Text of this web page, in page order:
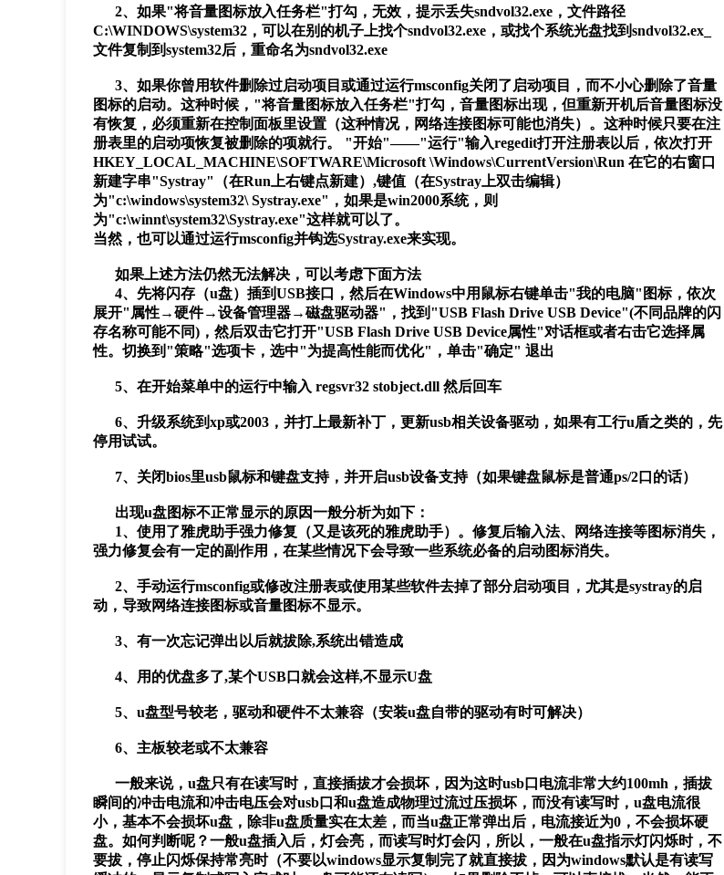
2、如果"将音量图标放入任务栏"打勾，无效，提示丢失sndvol32.exe，文件路径
C:\WINDOWS\system32，可以在别的机子上找个sndvol32.exe，或找个系统光盘找到sndvol32.ex_
文件复制到system32后，重命名为sndvol32.exe
3、如果你曾用软件删除过启动项目或通过运行msconfig关闭了启动项目，而不小心删除了音量
图标的启动。这种时候，"将音量图标放入任务栏"打勾，音量图标出现，但重新开机后音量图标没
有恢复，必须重新在控制面板里设置（这种情况，网络连接图标可能也消失）。这种时候只要在注
册表里的启动项恢复被删除的项就行。 "开始"——"运行"输入regedit打开注册表以后，依次打开
HKEY_LOCAL_MACHINE\SOFTWARE\Microsoft \Windows\CurrentVersion\Run 在它的右窗口
新建字串"Systray"（在Run上右键点新建）,键值（在Systray上双击编辑）
为"c:\windows\system32\ Systray.exe"，如果是win2000系统，则
为"c:\winnt\system32\Systray.exe"这样就可以了。
当然，也可以通过运行msconfig并钩选Systray.exe来实现。
如果上述方法仍然无法解决，可以考虑下面方法
4、先将闪存（u盘）插到USB接口，然后在Windows中用鼠标右键单击"我的电脑"图标，依次
展开"属性→硬件→设备管理器→磁盘驱动器"，找到"USB Flash Drive USB Device"(不同品牌的闪
存名称可能不同)，然后双击它打开"USB Flash Drive USB Device属性"对话框或者右击它选择属
性。切换到"策略"选项卡，选中"为提高性能而优化"，单击"确定" 退出
5、在开始菜单中的运行中输入 regsvr32 stobject.dll 然后回车
6、升级系统到xp或2003，并打上最新补丁，更新usb相关设备驱动，如果有工行u盾之类的，先
停用试试。
7、关闭bios里usb鼠标和键盘支持，并开启usb设备支持（如果键盘鼠标是普通ps/2口的话）
出现u盘图标不正常显示的原因一般分析为如下：
1、使用了雅虎助手强力修复（又是该死的雅虎助手）。修复后输入法、网络连接等图标消失，
强力修复会有一定的副作用，在某些情况下会导致一些系统必备的启动图标消失。
2、手动运行msconfig或修改注册表或使用某些软件去掉了部分启动项目，尤其是systray的启
动，导致网络连接图标或音量图标不显示。
3、有一次忘记弹出以后就拔除,系统出错造成
4、用的优盘多了,某个USB口就会这样,不显示U盘
5、u盘型号较老，驱动和硬件不太兼容（安装u盘自带的驱动有时可解决）
6、主板较老或不太兼容
一般来说，u盘只有在读写时，直接插拔才会损坏，因为这时usb口电流非常大约100mh，插拔
瞬间的冲击电流和冲击电压会对usb口和u盘造成物理过流过压损坏，而没有读写时，u盘电流很
小，基本不会损坏u盘，除非u盘质量实在太差，而当u盘正常弹出后，电流接近为0，不会损坏硬
盘。如何判断呢？一般u盘插入后，灯会亮，而读写时灯会闪，所以，一般在u盘指示灯闪烁时，不
要拔，停止闪烁保持常亮时（不要以windows显示复制完了就直接拔，因为windows默认是有读写